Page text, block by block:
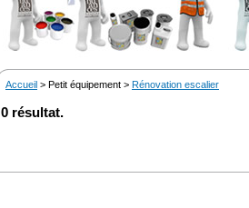
Accueil > Petit équipement > Rénovation escalier
0 résultat.